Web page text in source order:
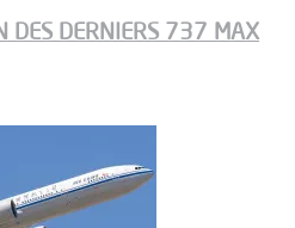
DES DERNIERS 737 MAX